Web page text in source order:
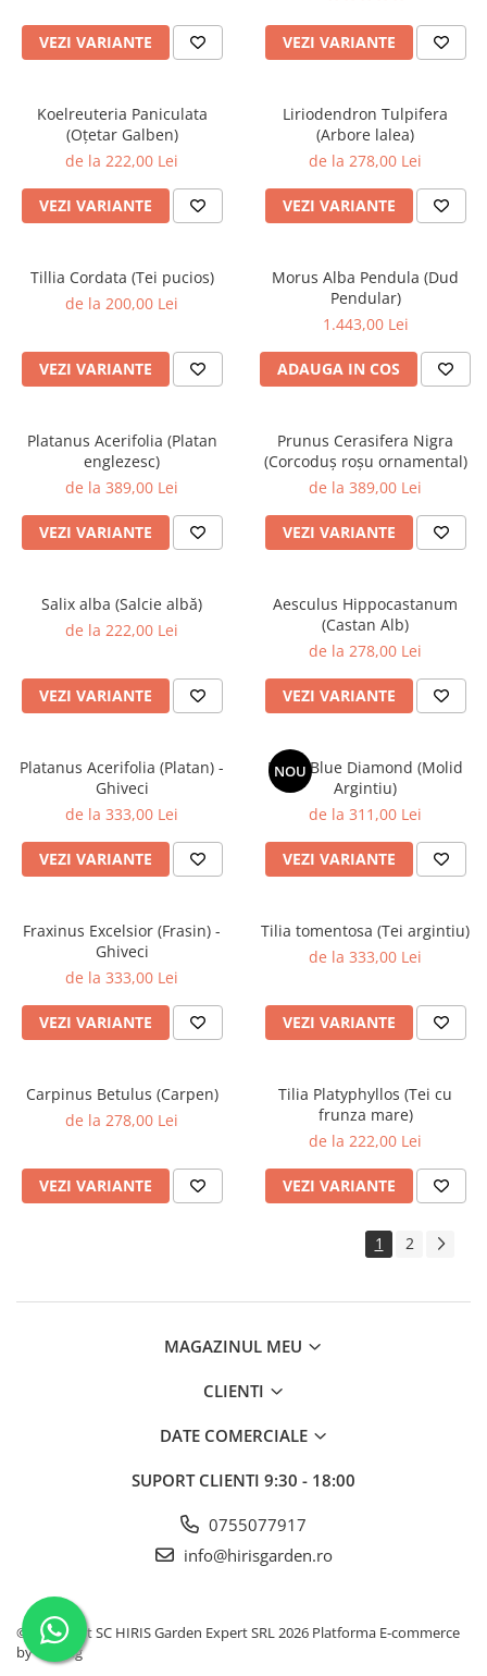
VEZI VARIANTE VEZI VARIANTE
Koelreuteria Paniculata
(Oțetar Galben)
de la 222,00 Lei
VEZI VARIANTE
Liriodendron Tulpifera
(Arbore lalea)
de la 278,00 Lei
VEZI VARIANTE
Tillia Cordata (Tei pucios)
de la 200,00 Lei
VEZI VARIANTE
Morus Alba Pendula (Dud
Pendular)
1.443,00 Lei
ADAUGA IN COS
Platanus Acerifolia (Platan
englezesc)
de la 389,00 Lei
VEZI VARIANTE
Prunus Cerasifera Nigra
(Corcoduș roșu ornamental)
de la 389,00 Lei
VEZI VARIANTE
Salix alba (Salcie albă)
de la 222,00 Lei
VEZI VARIANTE
Aesculus Hippocastanum
(Castan Alb)
de la 278,00 Lei
VEZI VARIANTE
Platanus Acerifolia (Platan) -
Ghiveci
de la 333,00 Lei
VEZI VARIANTE
NOU
Picea Blue Diamond (Molid
Argintiu)
de la 311,00 Lei
VEZI VARIANTE
Fraxinus Excelsior (Frasin) -
Ghiveci
de la 333,00 Lei
VEZI VARIANTE
Tilia tomentosa (Tei argintiu)
de la 333,00 Lei
VEZI VARIANTE
Carpinus Betulus (Carpen)
de la 278,00 Lei
VEZI VARIANTE
Tilia Platyphyllos (Tei cu
frunza mare)
de la 222,00 Lei
VEZI VARIANTE
1 2
MAGAZINUL MEU
CLIENTI
DATE COMERCIALE
SUPORT CLIENTI 9:30 - 18:00
0755077917
info@hirisgarden.ro
©Copyright SC HIRIS Garden Expert SRL 2026 Platforma E-commerce
by Gomag